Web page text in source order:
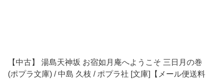
【中古】 湯島天神坂 お宿如月庵へようこそ 三日月の巻
(ポプラ文庫) / 中島 久枝 / ポプラ社 [文庫]【メール便送料